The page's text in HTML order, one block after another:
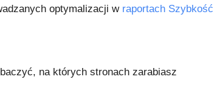
optymalizacji w raportach Szybkość
na których stronach zarabiasz